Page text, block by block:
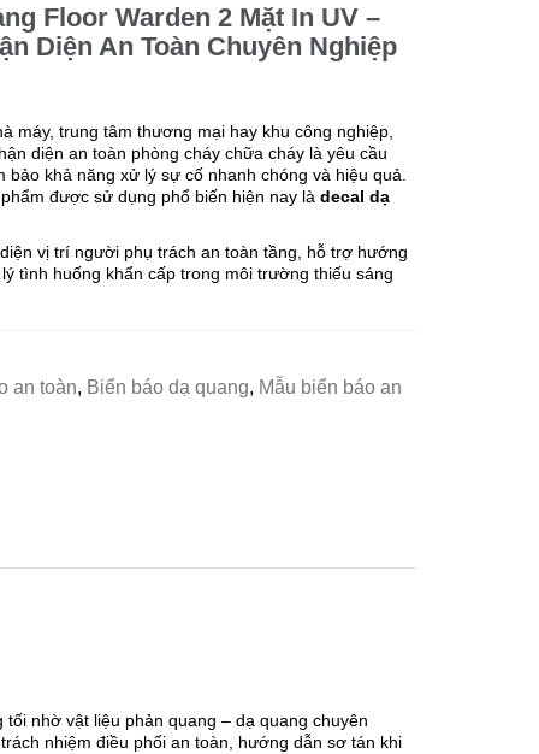
Floor Warden 2 Mặt In UV –
Diện An Toàn Chuyên Nghiệp
máy, trung tâm thương mại hay khu công nghiệp,
diện an toàn phòng cháy chữa cháy là yêu cầu
bảo khả năng xử lý sự cố nhanh chóng và hiệu quả.
được sử dụng phổ biến hiện nay làdecal dạ
vị trí người phụ trách an toàn tầng, hỗ trợ hướng
tình huống khẩn cấp trong môi trường thiếu sáng
an toàn, Biển báo dạ quang, Mẫu biển báo an
nhờ vật liệu phản quang – dạ quang chuyên
nhiệm điều phối an toàn, hướng dẫn sơ tán khi